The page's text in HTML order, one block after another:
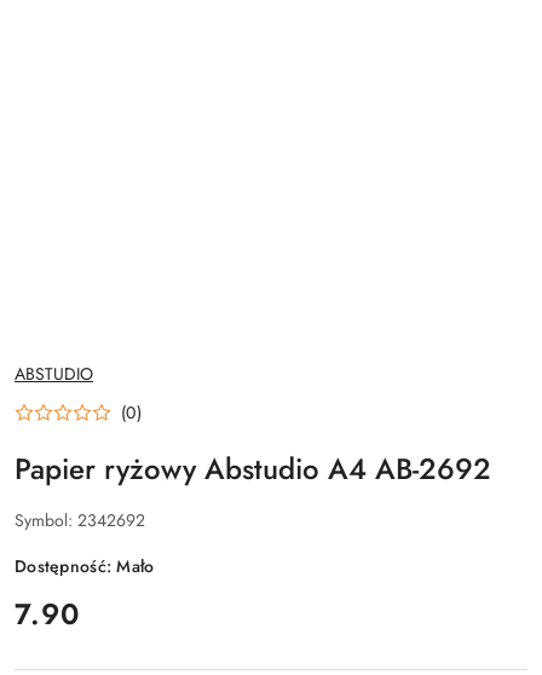
NAZWA
PRODUCENTA:
ABSTUDIO
(0)
Papier ryżowy Abstudio A4 AB-2692
Symbol: 2342692
Dostępność:Mało
cena:
7.90